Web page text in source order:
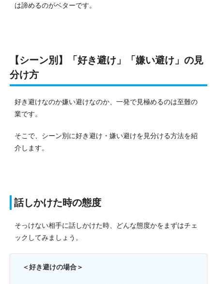
は諦めるのがベターです。
【シーン別】「好き避け」「嫌い避け」の見
分け方
好き避けなのか嫌い避けなのか、一発で見極めるのは至難の
業です。
そこで、シーン別に好き避け・嫌い避けを見分ける方法を紹
介します。
話しかけた時の態度
そっけない相手に話しかけた時、どんな態度かをまずはチェ
ックしてみましょう。
＜好き避けの場合＞